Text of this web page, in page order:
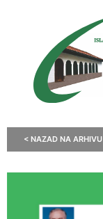
< NAZAD NA ARHIVU